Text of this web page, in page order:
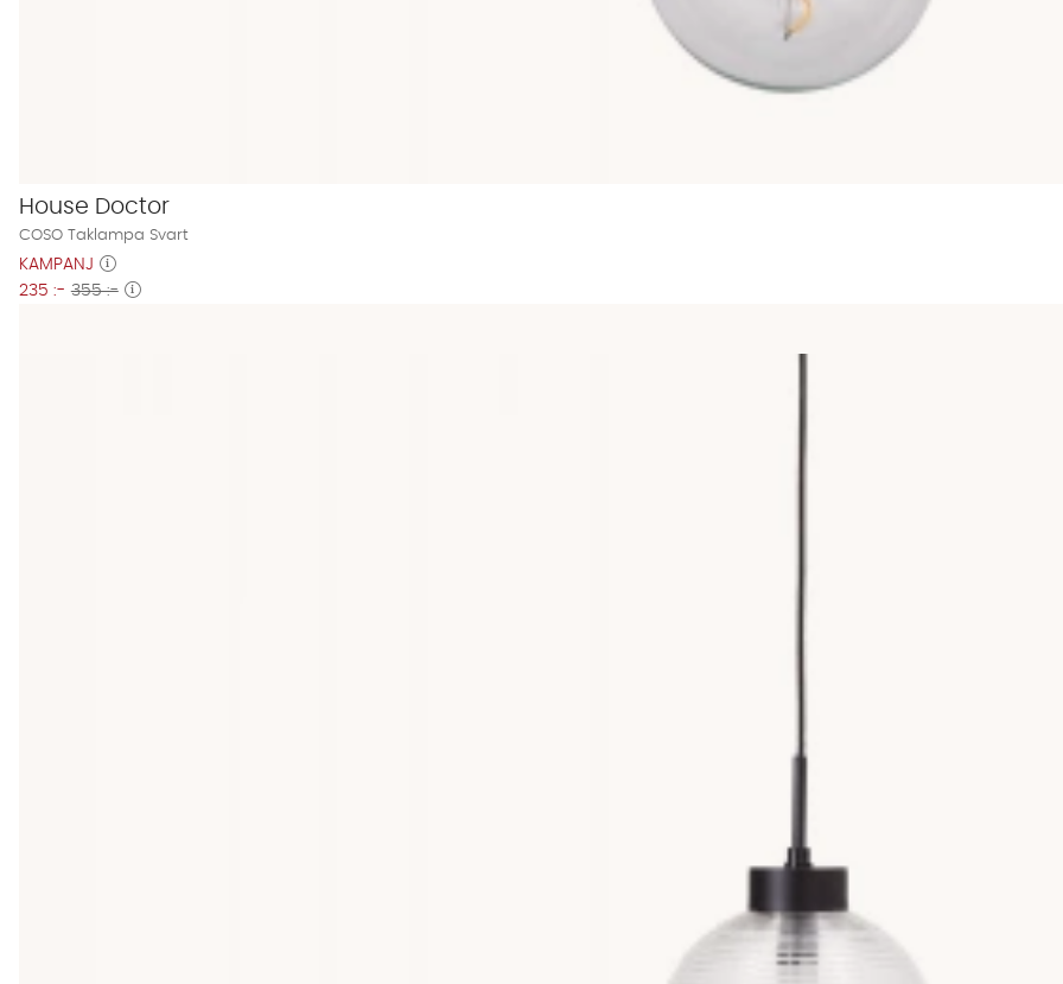
House Doctor
COSO Taklampa Svart
KAMPANJ
235 :- 355 :-